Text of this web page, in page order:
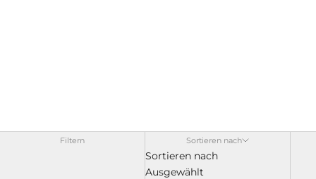
Filtern Sortieren nach
Sortieren nach
Ausgewählt